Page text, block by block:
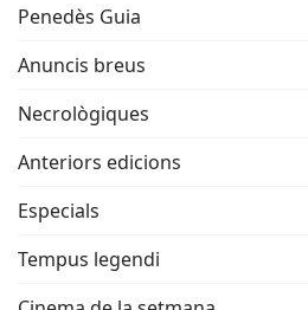
Penedès Guia
Anuncis breus
Necrològiques
Anteriors edicions
Especials
Tempus legendi